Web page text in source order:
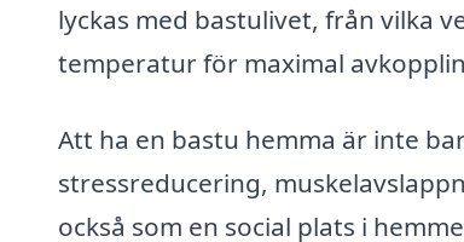
lyckas med bastulivet, från vilka
temperatur för maximal
Att ha en bastu hemma är inte
stressreducering,
också som en social plats i